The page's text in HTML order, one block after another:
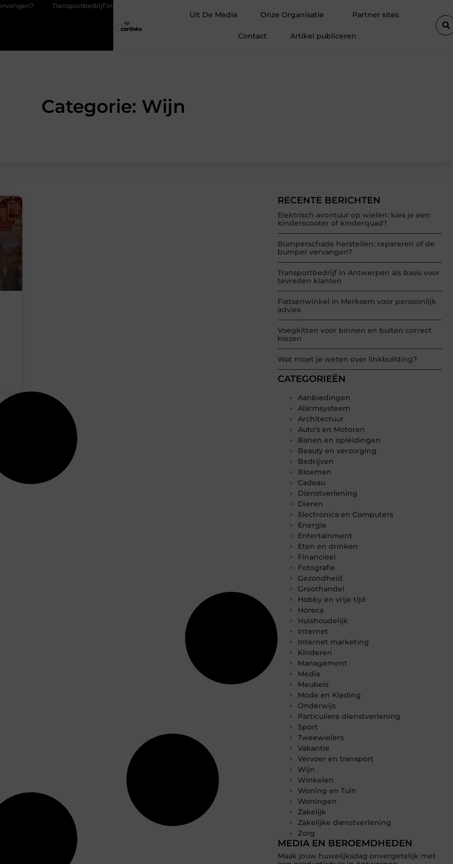
Transportbedrijf in Antwerpen als basis voor tevreden klanten
Uit De Media Onze Organisatie Partner sites
Contact Artikel publiceren
Categorie: Wijn
RECENTE BERICHTEN
Elektrisch avontuur op wielen: kies je een
kinderscooter of kinderquad?
Bumperschade herstellen: repareren of de
bumper vervangen?
Transportbedrijf in Antwerpen als basis voor
tevreden klanten
Fietsenwinkel in Merksem voor persoonlijk
advies
Voegkitten voor binnen en buiten correct
kiezen
Wat moet je weten over linkbuilding?
CATEGORIEËN
Aanbiedingen
Alarmsysteem
Architectuur
Auto’s en Motoren
Banen en opleidingen
Beauty en verzorging
Bedrijven
Bloemen
Cadeau
Dienstverlening
Dieren
Electronica en Computers
Energie
Entertainment
Eten en drinken
Financieel
Fotografie
Gezondheid
Groothandel
Hobby en vrije tijd
Horeca
Huishoudelijk
Internet
Internet marketing
Kinderen
Management
Media
Meubels
Mode en Kleding
Onderwijs
Particuliere dienstverlening
Sport
Tweewielers
Vakantie
Vervoer en transport
Wijn
Winkelen
Woning en Tuin
Woningen
Zakelijk
Zakelijke dienstverlening
Zorg
MEDIA EN BEROEMDHEDEN
Maak jouw huwelijksdag onvergetelijk met